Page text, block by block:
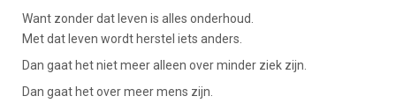
Want zonder dat leven is alles onderhoud.
Met dat leven wordt herstel iets anders.
Dan gaat het niet meer alleen over minder ziek zijn.
Dan gaat het over meer mens zijn.